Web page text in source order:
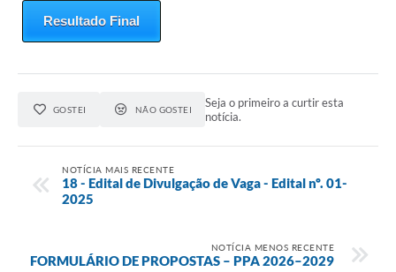
Resultado Final
GOSTEI NÃO GOSTEI
Seja o primeiro a curtir esta
notícia.
NOTÍCIA MAIS RECENTE
18 - Edital de Divulgação de Vaga - Edital nº. 01-
2025
NOTÍCIA MENOS RECENTE
FORMULÁRIO DE PROPOSTAS – PPA 2026–2029